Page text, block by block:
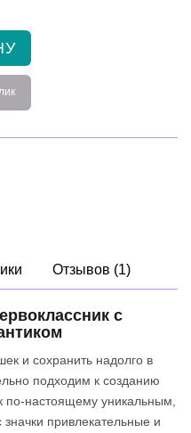
Отзывов (1)
с
и сохранить надолго в
подходим к созданию
по-настоящему уникальным,
привлекательные и